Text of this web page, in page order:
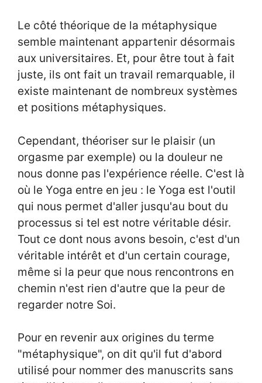
Le côté théorique de la métaphysique
semble maintenant appartenir désormais
aux universitaires. Et, pour être tout à fait
juste, ils ont fait un travail remarquable, il
existe maintenant de nombreux systèmes
et positions métaphysiques.
Cependant, théoriser sur le plaisir (un
orgasme par exemple) ou la douleur ne
nous donne pas l'expérience réelle. C'est là
où le Yoga entre en jeu : le Yoga est l'outil
qui nous permet d'aller jusqu'au bout du
processus si tel est notre véritable désir.
Tout ce dont nous avons besoin, c'est d'un
véritable intérêt et d'un certain courage,
même si la peur que nous rencontrons en
chemin n'est rien d'autre que la peur de
regarder notre Soi.
Pour en revenir aux origines du terme
"métaphysique", on dit qu'il fut d'abord
utilisé pour nommer des manuscrits sans